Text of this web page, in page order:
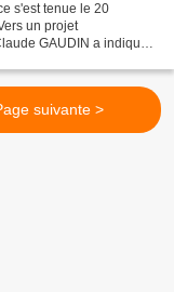
s'est tenue le 20
un projet
GAUDIN a indiqué
suivante >